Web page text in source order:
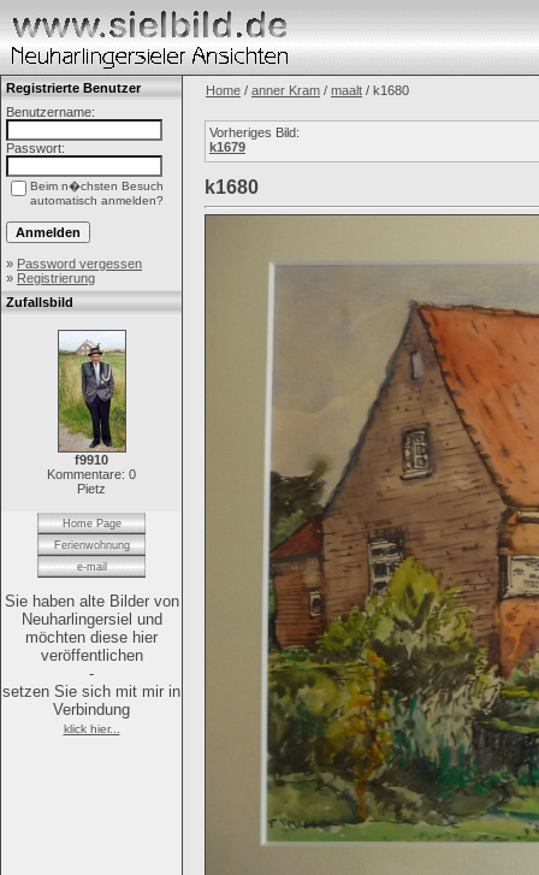
Registrierte Benutzer
Benutzername:
Passwort:
Beim n�chsten Besuch
automatisch anmelden?
» Password vergessen
» Registrierung
Zufallsbild
f9910
Kommentare: 0
Pietz
Home Page
Ferienwohnung
e-mail
Sie haben alte Bilder von
Neuharlingersiel und
möchten diese hier
veröffentlichen
-
setzen Sie sich mit mir in
Verbindung
klick hier...
Home / anner Kram / maalt / k1680
Vorheriges Bild:
k1679
k1680